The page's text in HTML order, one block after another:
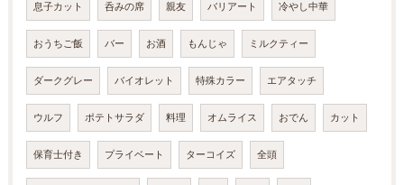
息子カット 呑みの席 親友 バリアート 冷やし中華
おうちご飯 バー お酒 もんじゃ ミルクティー
ダークグレー バイオレット 特殊カラー エアタッチ
ウルフ ポテトサラダ 料理 オムライス おでん カット
保育士付き プライベート ターコイズ 全頭